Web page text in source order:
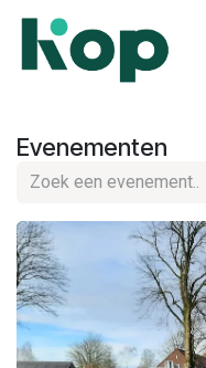
Evenementen